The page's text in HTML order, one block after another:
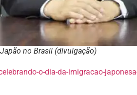
no Brasil (divulgação)
o-dia-da-imigracao-